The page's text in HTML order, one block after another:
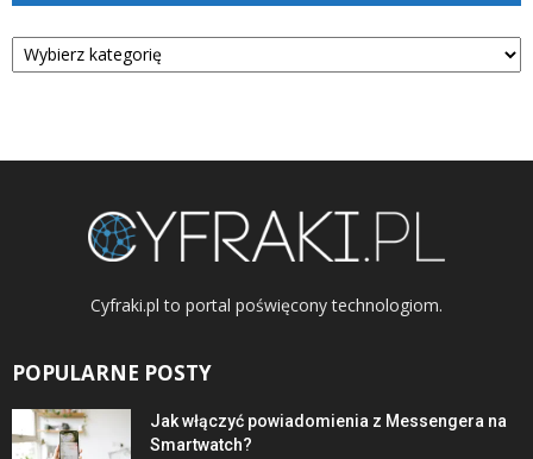
Kategorie
Cyfraki.pl to portal poświęcony technologiom.
POPULARNE POSTY
Jak włączyć powiadomienia z Messengera na
Smartwatch?